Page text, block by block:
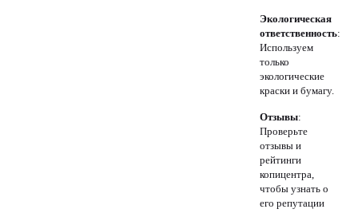
Экологическая
ответственность:
Используем
только
экологические
краски и бумагу.
Отзывы:
Проверьте
отзывы и
рейтинги
копицентра,
чтобы узнать о
его репутации